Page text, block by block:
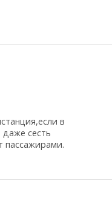
в
сесть
пассажирами.